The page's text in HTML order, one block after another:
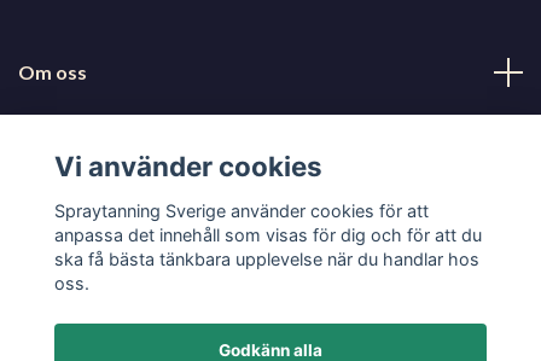
Om oss
Läs mer
Sociala medier
Vi använder cookies
Spraytanning Sverige använder cookies för att
anpassa det innehåll som visas för dig och för att du
ska få bästa tänkbara upplevelse när du handlar hos
oss.
Godkänn alla